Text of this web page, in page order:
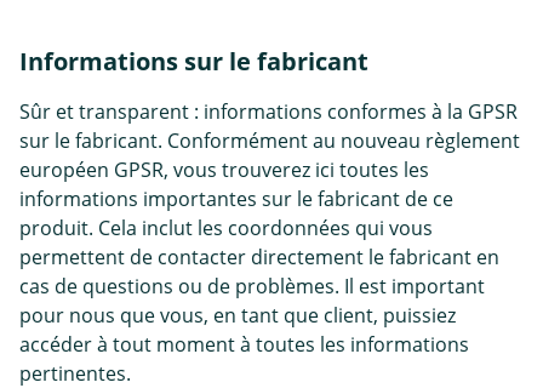
Informations sur le fabricant
Sûr et transparent : informations conformes à la GPSR
sur le fabricant. Conformément au nouveau règlement
européen GPSR, vous trouverez ici toutes les
informations importantes sur le fabricant de ce
produit. Cela inclut les coordonnées qui vous
permettent de contacter directement le fabricant en
cas de questions ou de problèmes. Il est important
pour nous que vous, en tant que client, puissiez
accéder à tout moment à toutes les informations
pertinentes.